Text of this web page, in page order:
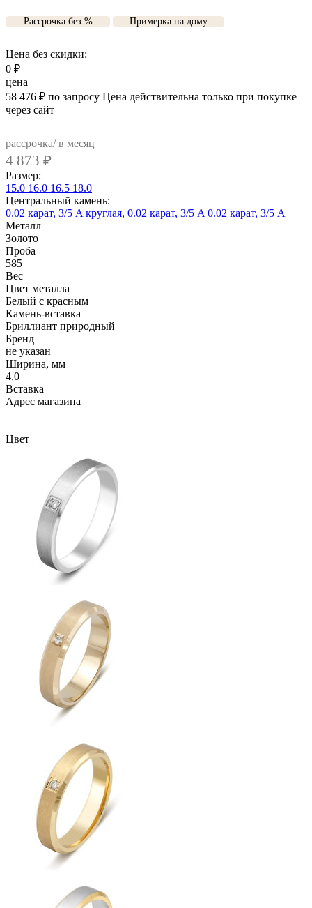
Рассрочка без % Примерка на дому
Цена без скидки:
0 ₽
цена
58 476 ₽ по запросу Цена действительна только при покупке
через сайт
рассрочка/ в месяц
4 873 ₽
Размер:
15.0 16.0 16.5 18.0
Центральный камень:
0.02 карат, 3/5 A круглая, 0.02 карат, 3/5 A 0.02 карат, 3/5 А
Металл
Золото
Проба
585
Вес
Цвет металла
Белый c красным
Камень-вставка
Бриллиант природный
Бренд
не указан
Ширина, мм
4,0
Вcтавка
Адрес магазина
Цвет